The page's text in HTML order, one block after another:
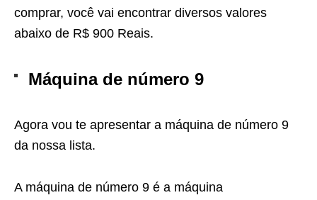
comprar, você vai encontrar diversos valores
abaixo de R$ 900 Reais.
Máquina de número 9
Agora vou te apresentar a máquina de número 9
da nossa lista.
A máquina de número 9 é a máquina